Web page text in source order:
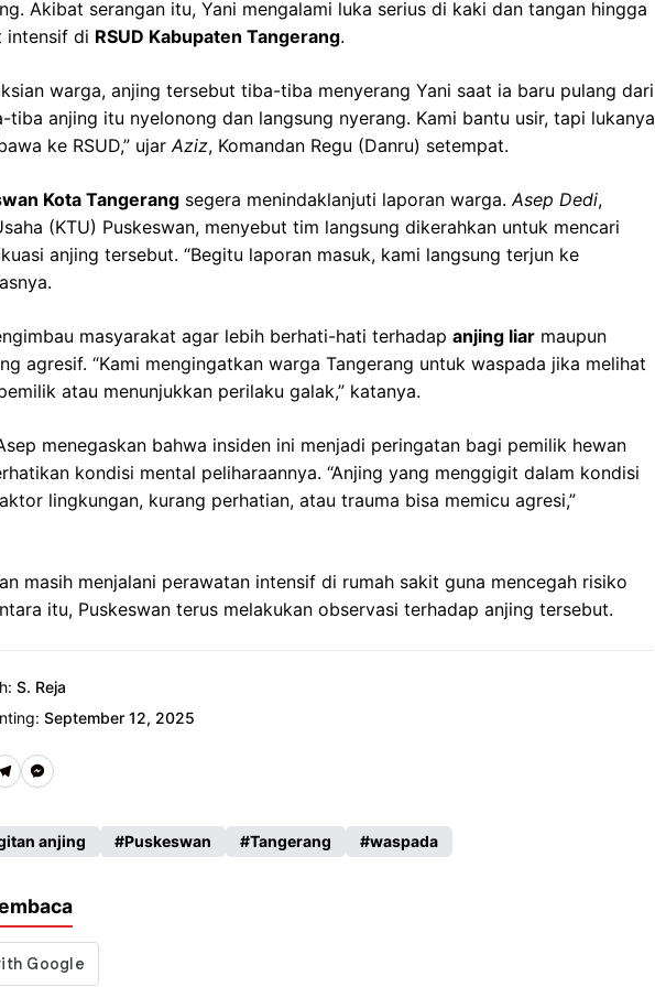
Akibat serangan itu, Yani mengalami luka serius di kaki dan tangan hingga
intensif di RSUD Kabupaten Tangerang.
warga, anjing tersebut tiba-tiba menyerang Yani saat ia baru pulang dari
tiba anjing itu nyelonong dan langsung nyerang. Kami bantu usir, tapi lukanya
ke RSUD,” ujarAziz, Komandan Regu (Danru) setempat.
Kota Tangerang segera menindaklanjuti laporan warga.Asep Dedi,
(KTU) Puskeswan, menyebut tim langsung dikerahkan untuk mencari
anjing tersebut. “Begitu laporan masuk, kami langsung terjun ke
masyarakat agar lebih berhati-hati terhadap anjing liar maupun
agresif. “Kami mengingatkan warga Tangerang untuk waspada jika melihat
atau menunjukkan perilaku galak,” katanya.
menegaskan bahwa insiden ini menjadi peringatan bagi pemilik hewan
kondisi mental peliharaannya. “Anjing yang menggigit dalam kondisi
lingkungan, kurang perhatian, atau trauma bisa memicu agresi,”
masih menjalani perawatan intensif di rumah sakit guna mencegah risiko
itu, Puskeswan terus melakukan observasi terhadap anjing tersebut.
S. Reja
September 12, 2025
M
se
g
er
anjing Puskeswan Tangerang waspada